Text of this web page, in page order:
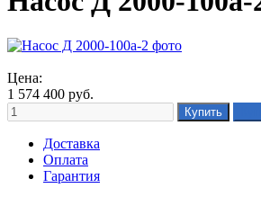
Цена:
1 574 400 руб.
Доставка
Оплата
Гарантия